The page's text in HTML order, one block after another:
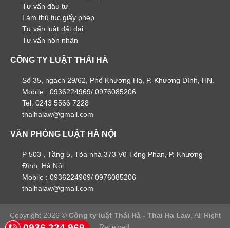
Tư vấn đầu tư
Làm thủ tục giấy phép
Tư vấn luật đất đai
Tư vấn hôn nhân
CÔNG TY LUẬT THÁI HÀ
Số 35, ngách 29/62, Phố Khương Hạ, P. Khương Đình, HN.
Mobile : 0936224969/ 0976085206
Tel: 0243 5566 7228
thaihalaw@gmail.com
VĂN PHÒNG LUẬT HÀ NỘI
P 503 , Tầng 5, Tòa nhà 373 Vũ Tông Phan, P. Khương
Đình, Hà Nội
Mobile : 0936224969/ 0976085206
thaihalaw@gmail.com
Copyright 2026 © Công ty luật Thái Hà - Thai Ha Law. All Right